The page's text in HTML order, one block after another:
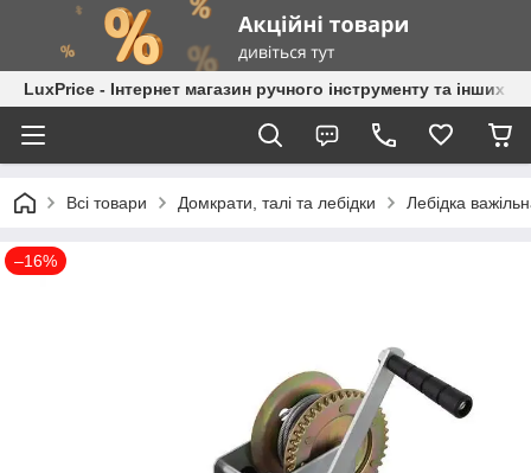
LuxPrice - Інтернет магазин ручного інструменту та інших
Всі товари Домкрати, талі та лебідки Лебідка
–16%